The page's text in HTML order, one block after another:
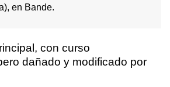
en Bande.
con curso
dañado y modificado por